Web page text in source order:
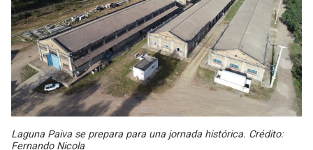
Laguna Paiva se prepara para una jornada histórica. Crédito:
Fernando Nicola